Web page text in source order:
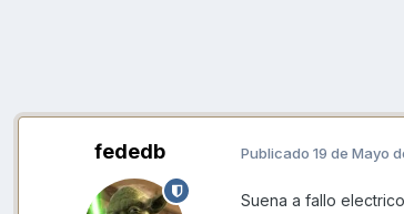
fededb Publicado 19 de Mayo
Suena a fallo